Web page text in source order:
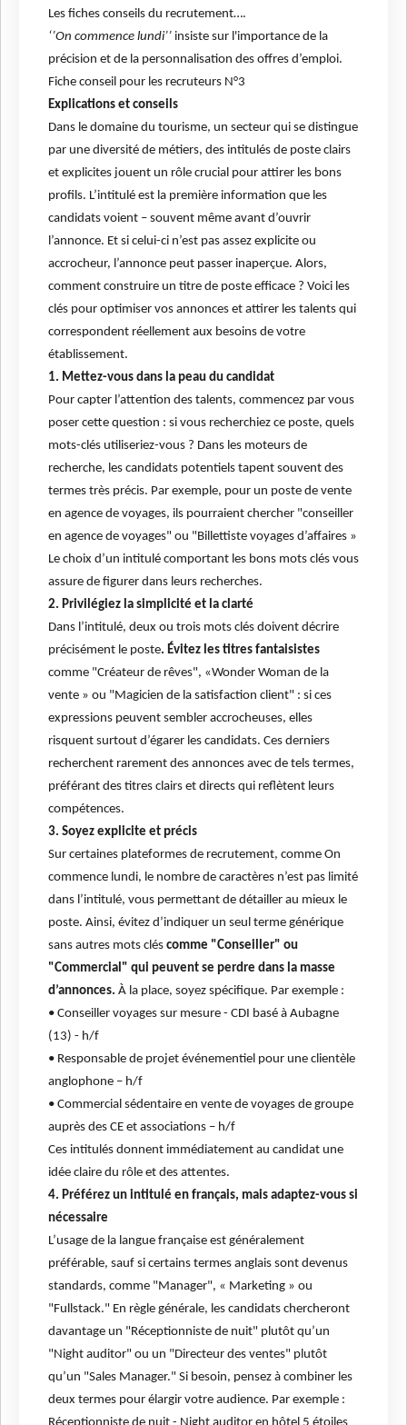
Les fiches conseils du recrutement….
‘’On commence lundi’’ insiste sur l'importance de la
précision et de la personnalisation des offres d’emploi.
Fiche conseil pour les recruteurs N°3
Explications et conseils
Dans le domaine du tourisme, un secteur qui se distingue
par une diversité de métiers, des intitulés de poste clairs
et explicites jouent un rôle crucial pour attirer les bons
profils. L’intitulé est la première information que les
candidats voient – souvent même avant d’ouvrir
l’annonce. Et si celui-ci n’est pas assez explicite ou
accrocheur, l’annonce peut passer inaperçue. Alors,
comment construire un titre de poste efficace ? Voici les
clés pour optimiser vos annonces et attirer les talents qui
correspondent réellement aux besoins de votre
établissement.
1. Mettez-vous dans la peau du candidat
Pour capter l’attention des talents, commencez par vous
poser cette question : si vous recherchiez ce poste, quels
mots-clés utiliseriez-vous ? Dans les moteurs de
recherche, les candidats potentiels tapent souvent des
termes très précis. Par exemple, pour un poste de vente
en agence de voyages, ils pourraient chercher "conseiller
en agence de voyages" ou "Billettiste voyages d’affaires »
Le choix d’un intitulé comportant les bons mots clés vous
assure de figurer dans leurs recherches.
2. Privilégiez la simplicité et la clarté
Dans l’intitulé, deux ou trois mots clés doivent décrire
précisément le poste. Évitez les titres fantaisistes
comme "Créateur de rêves", «Wonder Woman de la
vente » ou "Magicien de la satisfaction client" : si ces
expressions peuvent sembler accrocheuses, elles
risquent surtout d’égarer les candidats. Ces derniers
recherchent rarement des annonces avec de tels termes,
préférant des titres clairs et directs qui reflètent leurs
compétences.
3. Soyez explicite et précis
Sur certaines plateformes de recrutement, comme On
commence lundi, le nombre de caractères n’est pas limité
dans l’intitulé, vous permettant de détailler au mieux le
poste. Ainsi, évitez d’indiquer un seul terme générique
sans autres mots clés comme "Conseiller" ou
"Commercial" qui peuvent se perdre dans la masse
d’annonces. À la place, soyez spécifique. Par exemple :
• Conseiller voyages sur mesure - CDI basé à Aubagne
(13) - h/f
• Responsable de projet événementiel pour une clientèle
anglophone – h/f
• Commercial sédentaire en vente de voyages de groupe
auprès des CE et associations – h/f
Ces intitulés donnent immédiatement au candidat une
idée claire du rôle et des attentes.
4. Préférez un intitulé en français, mais adaptez-vous si
nécessaire
L’usage de la langue française est généralement
préférable, sauf si certains termes anglais sont devenus
standards, comme "Manager", « Marketing » ou
"Fullstack." En règle générale, les candidats chercheront
davantage un "Réceptionniste de nuit" plutôt qu’un
"Night auditor" ou un "Directeur des ventes" plutôt
qu’un "Sales Manager." Si besoin, pensez à combiner les
deux termes pour élargir votre audience. Par exemple :